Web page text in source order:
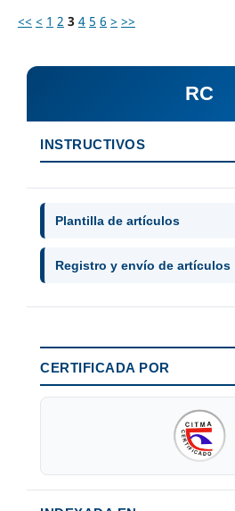
<< < 1 2 3 4 5 6 > >>
RC
INSTRUCTIVOS
Plantilla de artículos
Registro y envío de artículos
CERTIFICADA POR